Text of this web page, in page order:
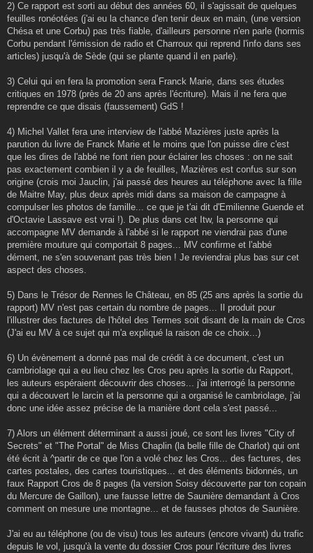
2) Ce rapport est sorti au début des années 60, il s'agissait de quelques
feuilles ronéotées (j'ai eu la chance d'en tenir deux en main, (une version
Chésa et une Corbu) pas très fiable, d'ailleurs personne n'en parle (hormis
Corbu pendant l'émission de radio et Charroux qui reprend l'info dans ses
articles) jusqu'à de Sède (qui se plante quand il en parle).
3) Celui qui en fera la promotion sera Franck Marie, dans ses études
critiques en 1978 (près de 20 ans après l'écriture). Mais il ne fera que
reprendre ce que disais (faussement) GdS !
4) Michel Vallet fera une interview de l'abbé Mazières juste après la
parution du livre de Franck Marie et le moins que l'on puisse dire c'est
que les dires de l'abbé ne font rien pour éclairer les choses : on ne sait
pas exactement combien il y a de feuilles, Mazières est confus sur son
origine (crois moi Jauclin, j'ai passé des heures au téléphone avec la fille
de Maitre May, plus deux après midi dans sa maison de campagne à
compulser les photos de famille... ce que je t'ai dit d'Emilienne Guende et
d'Octavie Lassave est vrai !). De plus dans cet Itw, la personne qui
accompagne MV demande à l'abbé si le rapport ne viendrai pas d'une
première mouture qui comportait 8 pages... MV confirme et l'abbé
dément, ne s'en souvenant pas très bien ! Je reviendrai plus bas sur cet
aspect des choses.
5) Dans le Trésor de Rennes le Château, en 85 (25 ans après la sortie du
rapport) MV n'est pas certain du nombre de pages... Il produit pour
l'illustrer des factures de l'hôtel des Termes soit disant de la main de Cros
(J'ai eu MV à ce sujet qui m'a expliqué la raison de ce choix...)
6) Un évènement a donné pas mal de crédit à ce document, c'est un
cambriolage qui a eu lieu chez les Cros peu après la sortie du Rapport,
les auteurs espéraient découvrir des choses... j'ai interrogé la personne
qui a découvert le larcin et la personne qui a organisé le cambriolage, j'ai
donc une idée assez précise de la manière dont cela s'est passé...
7) Alors un élément déterminant a aussi joué, ce sont les livres "City of
Secrets" et "The Portal" de Miss Chaplin (la belle fille de Charlot) qui ont
été écrit à ^partir de ce que l'on a volé chez les Cros... des factures, des
cartes postales, des cartes touristiques... et des éléments bidonnés, un
faux Rapport Cros de 8 pages (la version Soisy découverte par ton copain
du Mercure de Gaillon), une fausse lettre de Saunière demandant à Cros
comment on mesure une montagne... et de fausses photos de Saunière.
J'ai eu au téléphone (ou de visu) tous les auteurs (encore vivant) du trafic
depuis le vol, jusqu'à la vente du dossier Cros pour l'écriture des livres